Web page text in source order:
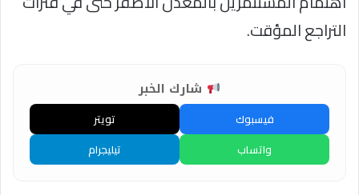
التراجع المؤقت.
شارك الخبر
فيسبوك
تويتر
واتساب
تيليجرام